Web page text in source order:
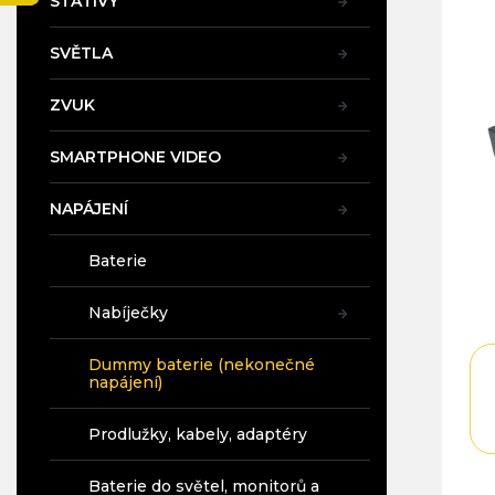
SVĚTLA
ZVUK
SMARTPHONE VIDEO
NAPÁJENÍ
Baterie
Nabíječky
Dummy baterie (nekonečné
napájení)
Prodlužky, kabely, adaptéry
Baterie do světel, monitorů a